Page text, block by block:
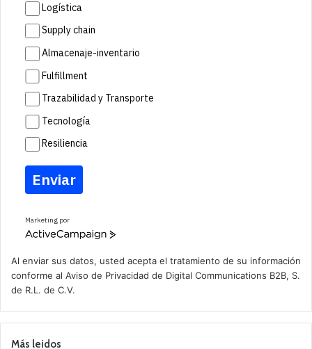
Logística
Supply chain
Almacenaje-inventario
Fulfillment
Trazabilidad y Transporte
Tecnología
Resiliencia
Enviar
Marketing por
A
v
e
a
m
a
Al enviar sus datos, usted acepta el tratamiento de su información
conforme al Aviso de Privacidad de Digital Communications B2B, S.
de R.L. de C.V.
Más leidos